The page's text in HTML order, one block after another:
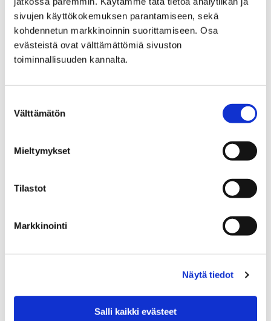
sivujen käyttökokemuksen parantamiseen, sekä
kohdennetun markkinoinnin suorittamiseen. Osa
evästeistä ovat välttämättömiä sivuston
toiminnallisuuden kannalta.
valinta
Välttämätön
Mieltymykset
Tilastot
Markkinointi
Näytä tiedot
Salli kaikki evästeet
Viikinkiajan elämää Ala-
Satakunnassa: Viikinkien
Etusivu Satakunnan Museo